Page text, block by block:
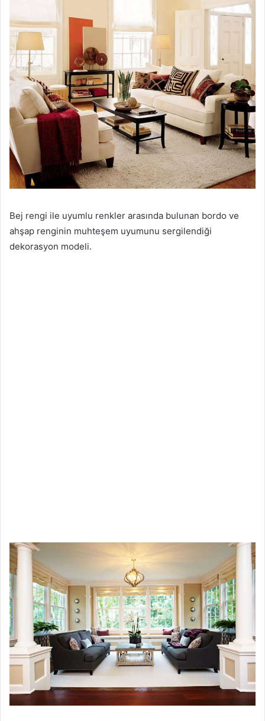
Bej rengi ile uyumlu renkler arasında bulunan bordo ve
ahşap renginin muhteşem uyumunu sergilendiği
dekorasyon modeli.